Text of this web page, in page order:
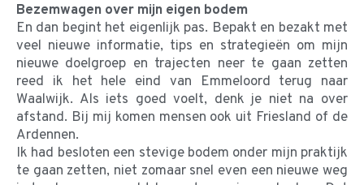
Bezemwagen over mijn eigen bodem
En dan begint het eigenlijk pas. Bepakt en bezakt met
veel nieuwe informatie, tips en strategieën om mijn
nieuwe doelgroep en trajecten neer te gaan zetten
reed ik het hele eind van Emmeloord terug naar
Waalwijk. Als iets goed voelt, denk je niet na over
afstand. Bij mij komen mensen ook uit Friesland of de
Ardennen.
Ik had besloten een stevige bodem onder mijn praktijk
te gaan zetten, niet zomaar snel even een nieuwe weg